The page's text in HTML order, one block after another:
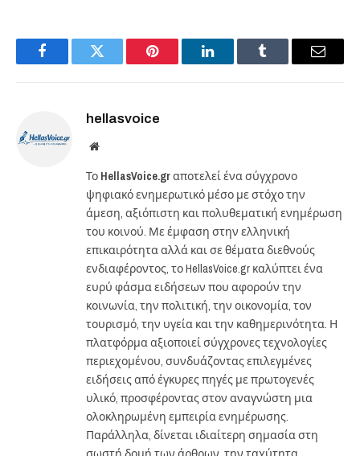
FacebookTwitter Pinterest LinkedInTumblr Email
hellasvoice
Website
Το HellasVoice.grαποτελεί ένα σύγχρονο
ψηφιακό ενημερωτικό μέσο με στόχο την
άμεση, αξιόπιστη και πολυθεματική ενημέρωση
του κοινού. Με έμφαση στην ελληνική
επικαιρότητα αλλά και σε θέματα διεθνούς
ενδιαφέροντος, το HellasVoice.gr καλύπτει ένα
ευρύ φάσμα ειδήσεων που αφορούν την
κοινωνία, την πολιτική, την οικονομία, τον
τουρισμό, την υγεία και την καθημερινότητα. Η
πλατφόρμα αξιοποιεί σύγχρονες τεχνολογίες
περιεχομένου, συνδυάζοντας επιλεγμένες
ειδήσεις από έγκυρες πηγές με πρωτογενές
υλικό, προσφέροντας στον αναγνώστη μια
ολοκληρωμένη εμπειρία ενημέρωσης.
Παράλληλα, δίνεται ιδιαίτερη σημασία στη